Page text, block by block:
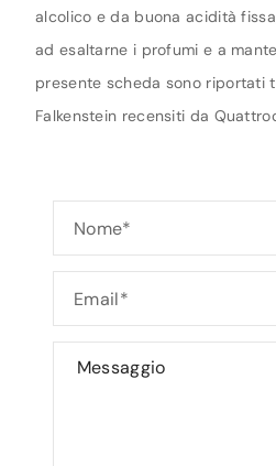
alcolico e da buona acidità
ad esaltarne i profumi e a
presente scheda sono riportati
Falkenstein recensiti da